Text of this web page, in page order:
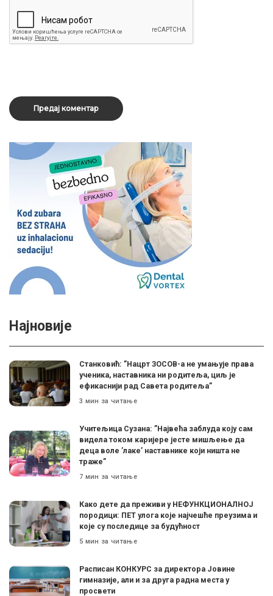
Најновије
Станковић: ”Нацрт ЗОСОВ-а не умањује права
ученика, наставника ни родитеља, циљ је
ефикаснији рад Савета родитеља”
3 мин за читање
Учитељица Сузана: ”Највећа заблуда коју сам
видела током каријере јесте мишљење да
деца воле ’лаке’ наставнике који ништа не
траже”
7 мин за читање
Како дете да преживи у НЕФУНКЦИОНАЛНОЈ
породици: ПЕТ улога које најчешће преузима и
које су последице за будућност
5 мин за читање
Расписан КОНКУРС за директора Јовине
гимназије, али и за друга радна места у
просвети